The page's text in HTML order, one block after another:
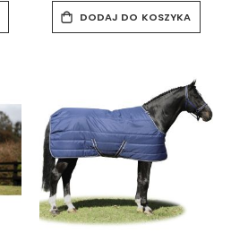
DODAJ DO KOSZYKA